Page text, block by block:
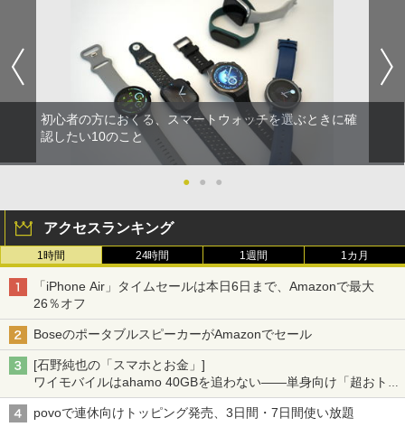
初心者の方におくる、スマートウォッチを選ぶときに確
認したい10のこと
● ● ●
アクセスランキング
1時間 24時間 1週間 1カ月
「iPhone Air」タイムセールは本日6日まで、Amazonで最大
26％オフ
BoseのポータブルスピーカーがAmazonでセール
[石野純也の「スマホとお金」]
ワイモバイルはahamo 40GBを追わない――単身向け「超おトク
割」の安さと1年限定の注意点
povoで連休向けトッピング発売、3日間・7日間使い放題